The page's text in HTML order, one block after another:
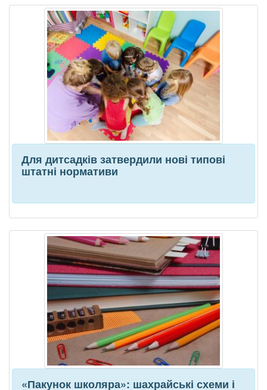
Для дитсадків затвердили нові типові
штатні нормативи
«Пакунок школяра»: шахрайські схеми і